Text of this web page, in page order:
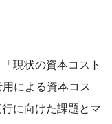
現状の資本コスト
による資本コス
に向けた課題とマ